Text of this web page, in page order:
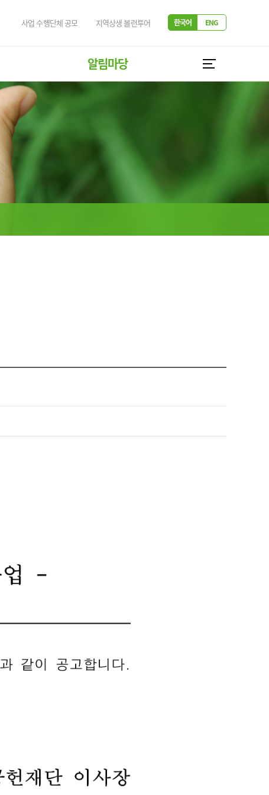
사업 수행단체 공모 지역상생 볼런투어 한국어 ENG
알림마당